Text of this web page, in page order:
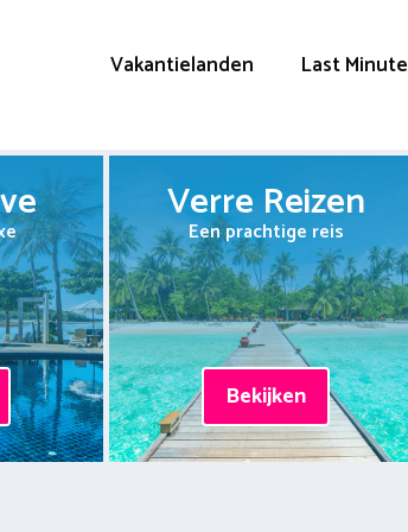
Vakantielanden Last Minute
Verre Reizen
Een prachtige reis
Bekijken